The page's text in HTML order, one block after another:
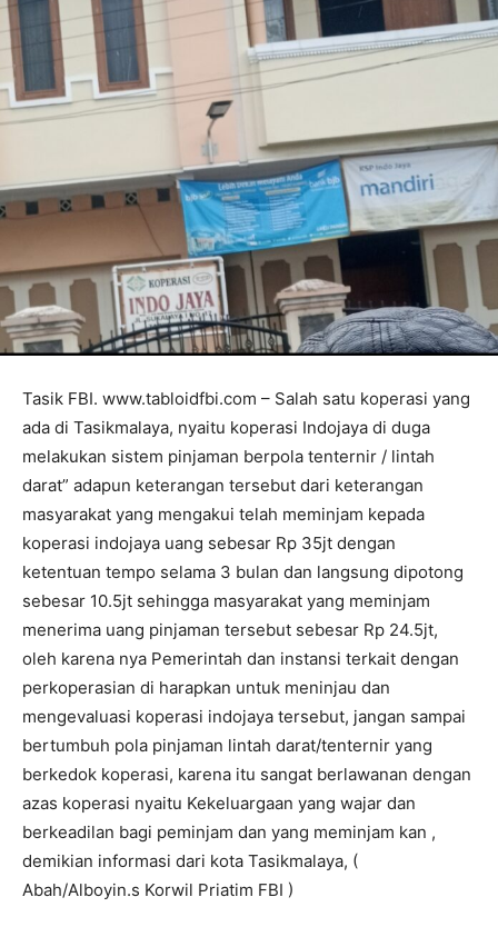
Tasik FBI. www.tabloidfbi.com – Salah satu koperasi yang
ada di Tasikmalaya, nyaitu koperasi Indojaya di duga
melakukan sistem pinjaman berpola tenternir / lintah
darat” adapun keterangan tersebut dari keterangan
masyarakat yang mengakui telah meminjam kepada
koperasi indojaya uang sebesar Rp 35jt dengan
ketentuan tempo selama 3 bulan dan langsung dipotong
sebesar 10.5jt sehingga masyarakat yang meminjam
menerima uang pinjaman tersebut sebesar Rp 24.5jt,
oleh karena nya Pemerintah dan instansi terkait dengan
perkoperasian di harapkan untuk meninjau dan
mengevaluasi koperasi indojaya tersebut, jangan sampai
bertumbuh pola pinjaman lintah darat/tenternir yang
berkedok koperasi, karena itu sangat berlawanan dengan
azas koperasi nyaitu Kekeluargaan yang wajar dan
berkeadilan bagi peminjam dan yang meminjam kan ,
demikian informasi dari kota Tasikmalaya, (
Abah/Alboyin.s Korwil Priatim FBI )